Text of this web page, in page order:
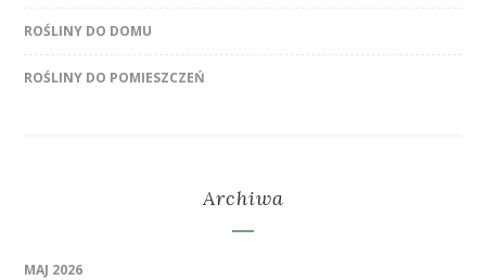
ROŚLINY DO DOMU
ROŚLINY DO POMIESZCZEŃ
Archiwa
MAJ 2026